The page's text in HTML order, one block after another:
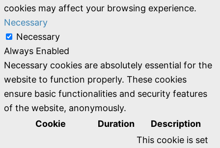
cookies may affect your browsing experience.
Necessary
Necessary
Always Enabled
Necessary cookies are absolutely essential for the
website to function properly. These cookies
ensure basic functionalities and security features
of the website, anonymously.
Cookie
Duration Description
This cookie is set